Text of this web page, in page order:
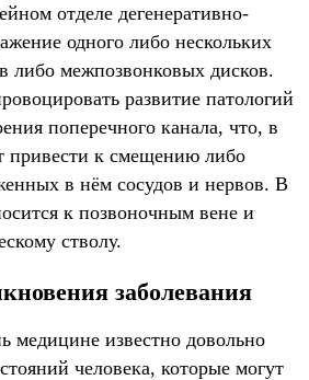
отделе дегенеративно-
одного либо нескольких
либо межпозвонковых дисков.
развитие патологий
поперечного канала, что, в
привести к смещению либо
в нём сосудов и нервов. В
к позвоночным вене и
стволу.
заболевания
медицине известно довольно
человека, которые могут